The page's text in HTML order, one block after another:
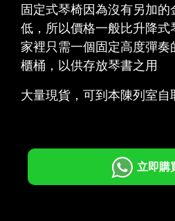
固定式琴椅因為沒有另加的
低，所以價格一般比升降式
家裡只需一個固定高度彈奏
櫃桶，以供存放琴書之用
大量現貨，可到本陳列室
立即購